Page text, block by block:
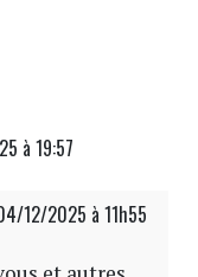
à 19:57
12/2025 à 11h55